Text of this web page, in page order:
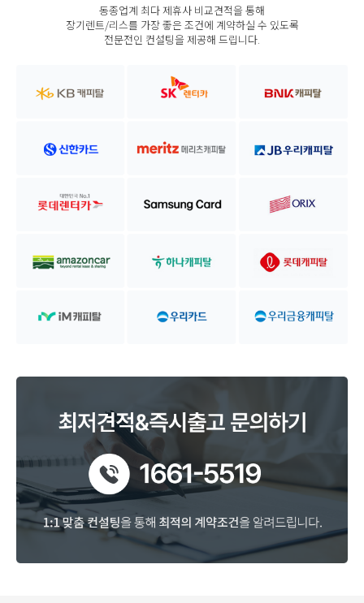
동종업계 최다 제휴사 비교견적을 통해
장기렌트/리스를 가장 좋은 조건에 계약하실 수 있도록
전문전인 컨설팅을 제공해 드립니다.